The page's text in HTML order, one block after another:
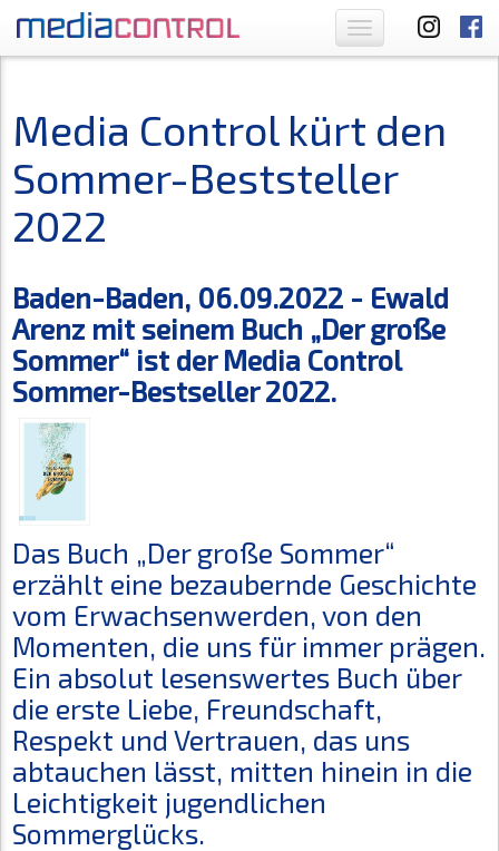
Toggle
navigation
Media Control kürt den
Sommer-Beststeller
2022
Baden-Baden, 06.09.2022 - Ewald
Arenz mit seinem Buch „Der große
Sommer“ ist der Media Control
Sommer-Bestseller 2022.
Das Buch „Der große Sommer“
erzählt eine bezaubernde Geschichte
vom Erwachsenwerden, von den
Momenten, die uns für immer prägen.
Ein absolut lesenswertes Buch über
die erste Liebe, Freundschaft,
Respekt und Vertrauen, das uns
abtauchen lässt, mitten hinein in die
Leichtigkeit jugendlichen
Sommerglücks.